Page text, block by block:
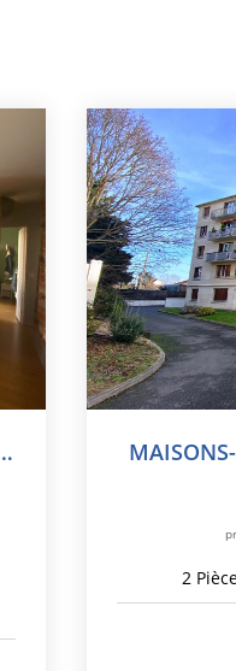
3 Pièce(s) 64 M2
2